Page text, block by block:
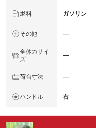
燃料 ガソリン
その他 ―
全体のサイ
ズ
―
荷台寸法 ―
ハンドル 右